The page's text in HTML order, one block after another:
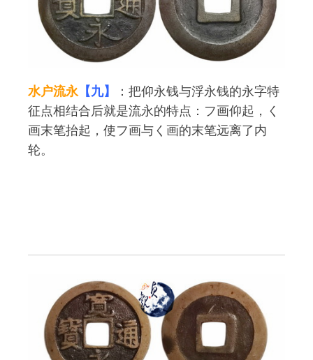
水户流永 【九】
：把仰永钱与浮永钱的永字特
征点相结合后就是流永的特点：フ画仰起，く
画末笔抬起，使フ画与く画的末笔远离了内
轮。